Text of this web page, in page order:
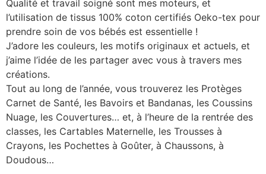
Qualité et travail soigné sont mes moteurs, et
l’utilisation de tissus 100% coton certifiés Oeko-tex pour
prendre soin de vos bébés est essentielle !
J’adore les couleurs, les motifs originaux et actuels, et
j’aime l’idée de les partager avec vous à travers mes
créations.
Tout au long de l’année, vous trouverez les Protèges
Carnet de Santé, les Bavoirs et Bandanas, les Coussins
Nuage, les Couvertures… et, à l’heure de la rentrée des
classes, les Cartables Maternelle, les Trousses à
Crayons, les Pochettes à Goûter, à Chaussons, à
Doudous…